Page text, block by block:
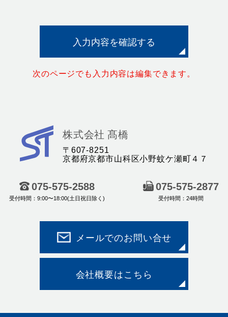
入力内容を確認する
次のページでも入力内容は編集できます。
橋
株式会社 髙橋
〒607-8251
京都府京都市山科区小野蚊ケ瀬町４７
075-575-2588
受付時間：9:00〜18:00(土日祝日除く)
075-575-2877
受付時間：24時間
メールでのお問い合せ
会社概要はこちら